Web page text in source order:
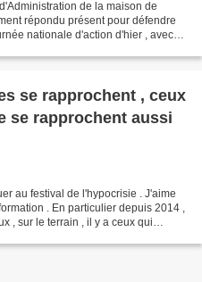
de la maison de
répondu présent pour défendre
nationale d'action d'hier , avec
se rapprochent , ceux
se rapprochent aussi
au festival de l'hypocrisie . J'aime
. En particulier depuis 2014 ,
, sur le terrain , il y a ceux qui